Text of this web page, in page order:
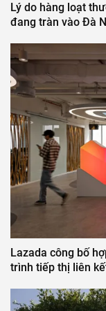
Lý do hàng loạt
đang tràn vào Đà
Lazada công bố
trình tiếp thị liên